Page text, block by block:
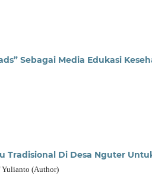
Sebagai Media Edukasi
Tradisional Di Desa Nguter
Yulianto (Author)